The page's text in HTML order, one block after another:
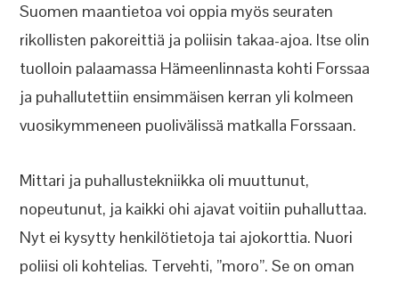
Suomen maantietoa voi oppia myös seuraten
rikollisten pakoreittiä ja poliisin takaa-ajoa. Itse olin
tuolloin palaamassa Hämeenlinnasta kohti Forssaa
ja puhallutettiin ensimmäisen kerran yli kolmeen
vuosikymmeneen puolivälissä matkalla Forssaan.
Mittari ja puhallustekniikka oli muuttunut,
nopeutunut, ja kaikki ohi ajavat voitiin puhalluttaa.
Nyt ei kysytty henkilötietoja tai ajokorttia. Nuori
poliisi oli kohtelias. Tervehti, ”moro”. Se on oman